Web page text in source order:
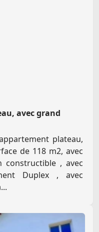
avec grand
plateau,
de 118 m2, avec
, avec
Duplex , avec